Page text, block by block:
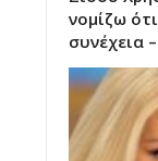
νομίζω
συνέχεια